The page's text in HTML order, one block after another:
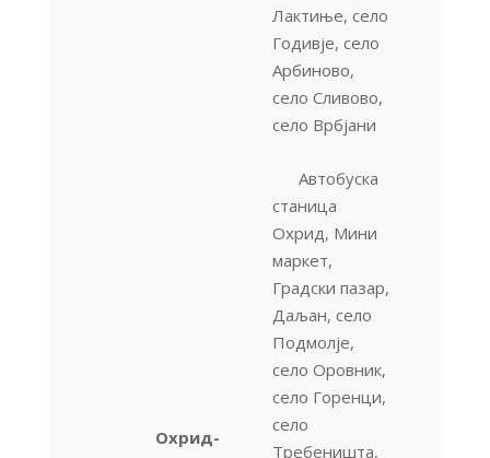
Лактиње, село
Годивје, село
Арбиново,
село Сливово,
село Врбјани
Охрид-
Автобуска
станица
Охрид, Мини
маркет,
Градски пазар,
Даљан, село
Подмолје,
село Оровник,
село Горенци,
село
Требеништа,